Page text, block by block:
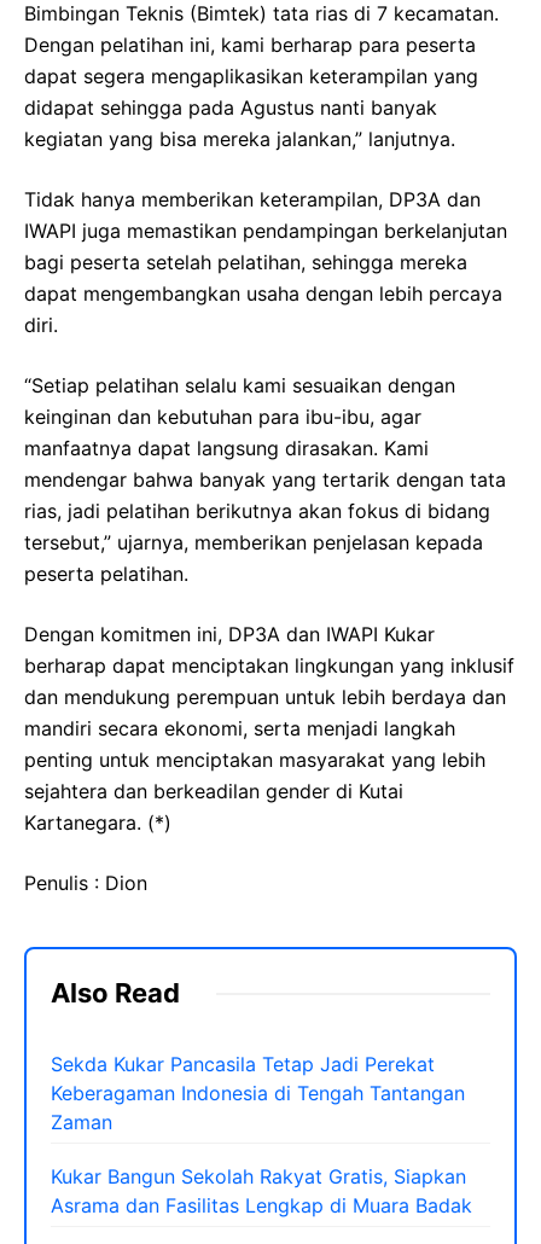
Bimbingan Teknis (Bimtek) tata rias di 7 kecamatan.
Dengan pelatihan ini, kami berharap para peserta
dapat segera mengaplikasikan keterampilan yang
didapat sehingga pada Agustus nanti banyak
kegiatan yang bisa mereka jalankan,” lanjutnya.
Tidak hanya memberikan keterampilan, DP3A dan
IWAPI juga memastikan pendampingan berkelanjutan
bagi peserta setelah pelatihan, sehingga mereka
dapat mengembangkan usaha dengan lebih percaya
diri.
“Setiap pelatihan selalu kami sesuaikan dengan
keinginan dan kebutuhan para ibu-ibu, agar
manfaatnya dapat langsung dirasakan. Kami
mendengar bahwa banyak yang tertarik dengan tata
rias, jadi pelatihan berikutnya akan fokus di bidang
tersebut,” ujarnya, memberikan penjelasan kepada
peserta pelatihan.
Dengan komitmen ini, DP3A dan IWAPI Kukar
berharap dapat menciptakan lingkungan yang inklusif
dan mendukung perempuan untuk lebih berdaya dan
mandiri secara ekonomi, serta menjadi langkah
penting untuk menciptakan masyarakat yang lebih
sejahtera dan berkeadilan gender di Kutai
Kartanegara. (*)
Penulis : Dion
Also Read
Sekda Kukar Pancasila Tetap Jadi Perekat
Keberagaman Indonesia di Tengah Tantangan
Zaman
Kukar Bangun Sekolah Rakyat Gratis, Siapkan
Asrama dan Fasilitas Lengkap di Muara Badak